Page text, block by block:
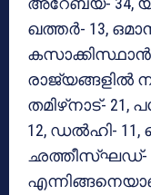
ഖത്തര്‍- 13,
രാജ്യങ്ങളില്‍
തമിഴ്‌നാട്- 21,
12, ഡല്‍ഹി- 11,
ഛത്തീസ്ഘഡ്- 2,